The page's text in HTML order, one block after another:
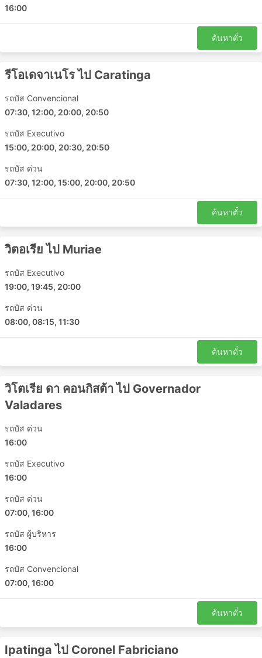
Viacao Rio Doce จุดหมายยอดนิยม
รถบัสของ Viacao Rio Doceมีวิ่งหลายเส้นทาง และนี่คือ
รายการของเส้นทางที่ได้รับความนิยมมากที่สุด:
รีโอเดจาเนโร - เซาเปาโล
เซาเปาโล - รีโอเดจาเนโร
บาเอีย - Teofilo Otoni
รีโอเดจาเนโร - มีนัสเชไรส์
Sao Jose de Uba - Vila Velha
Teresopolis - Muriae
รีโอเดจาเนโร - Caratinga
Governador Valadares - บาเอีย
Teixeira de Freitas - Teofilo Otoni
Muriae - อิลเฮอุส
Juiz de Fora - มีนัสเชไรส์
Muriae - มีนัสเชไรส์
วิตอเรีย - Juiz de Fora
Teresopolis - วิโตเรีย ดา คอนกิสต้า
บาเอีย - Governador Valadares
Sao Jose de Uba - วิตอเรีย
วิโตเรีย ดา คอนกิสต้า - Governador Valadares
Caratinga - รีโอเดจาเนโร
Teofilo Otoni - อิลเฮอุส
วิตอเรีย - Leopoldina
16:00
ค้นหาตั๋ว
รีโอเดจาเนโร ไป Caratinga
รถบัส Convencional
07:30, 12:00, 20:00, 20:50
รถบัส Executivo
15:00, 20:00, 20:30, 20:50
รถบัส ด่วน
07:30, 12:00, 15:00, 20:00, 20:50
ค้นหาตั๋ว
วิตอเรีย ไป Muriae
รถบัส Executivo
19:00, 19:45, 20:00
รถบัส ด่วน
08:00, 08:15, 11:30
ค้นหาตั๋ว
วิโตเรีย ดา คอนกิสต้า ไป Governador
Valadares
รถบัส ด่วน
16:00
รถบัส Executivo
16:00
รถบัส ด่วน
07:00, 16:00
รถบัส ผู้บริหาร
16:00
รถบัส Convencional
07:00, 16:00
ค้นหาตั๋ว
Ipatinga ไป Coronel Fabriciano